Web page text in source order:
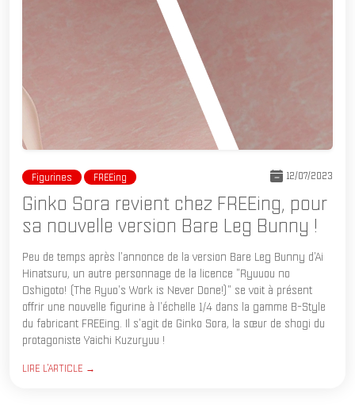
Figurines FREEing 12/07/2023
Ginko Sora revient chez FREEing, pour
sa nouvelle version Bare Leg Bunny !
Peu de temps après l'annonce de la version Bare Leg Bunny d'Ai
Hinatsuru, un autre personnage de la licence "Ryuuou no
Oshigoto! (The Ryuo's Work is Never Done!)" se voit à présent
offrir une nouvelle figurine à l'échelle 1/4 dans la gamme B-Style
du fabricant FREEing. Il s'agit de Ginko Sora, la sœur de shogi du
protagoniste Yaichi Kuzuryuu !
LIRE L'ARTICLE →